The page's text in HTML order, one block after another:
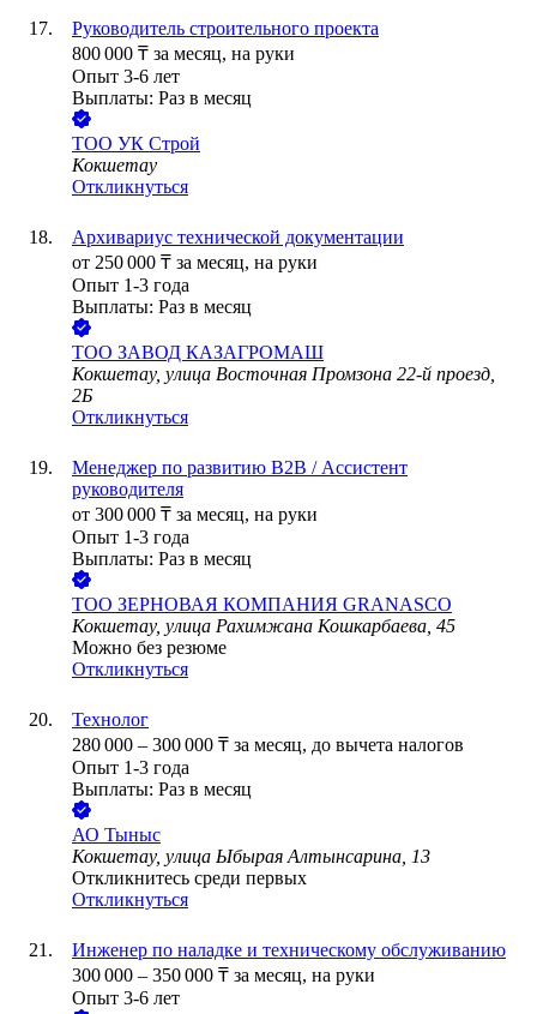
Руководитель строительного проекта
800 000 ₸ за месяц, на руки
Опыт 3-6 лет
Выплаты: Раз в месяц
ТОО УК Строй
Кокшетау
Откликнуться
Архивариус технической документации
от 250 000 ₸ за месяц, на руки
Опыт 1-3 года
Выплаты: Раз в месяц
ТОО ЗАВОД КАЗАГРОМАШ
Кокшетау, улица Восточная Промзона 22-й проезд,
2Б
Откликнуться
Менеджер по развитию B2B / Ассистент
руководителя
от 300 000 ₸ за месяц, на руки
Опыт 1-3 года
Выплаты: Раз в месяц
ТОО ЗЕРНОВАЯ КОМПАНИЯ GRANASCO
Кокшетау, улица Рахимжана Кошкарбаева, 45
Можно без резюме
Откликнуться
Технолог
280 000 – 300 000 ₸ за месяц, до вычета налогов
Опыт 1-3 года
Выплаты: Раз в месяц
АО Тыныс
Кокшетау, улица Ыбырая Алтынсарина, 13
Откликнитесь среди первых
Откликнуться
Инженер по наладке и техническому обслуживанию
300 000 – 350 000 ₸ за месяц, на руки
Опыт 3-6 лет